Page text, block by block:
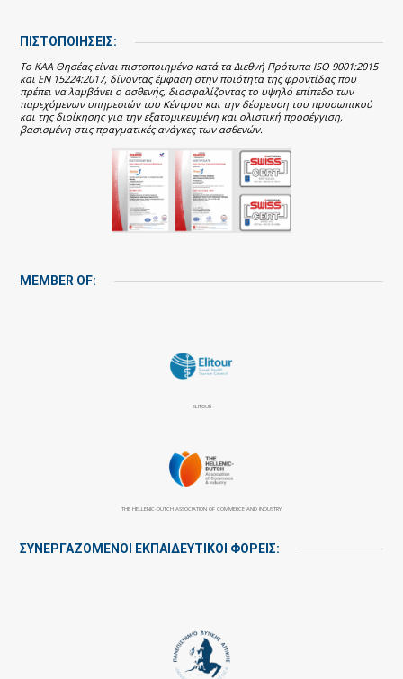
ΠΙΣΤΟΠΟΙΗΣΕΙΣ:
Το ΚΑΑ Θησέας είναι πιστοποιημένο κατά τα Διεθνή Πρότυπα ISO 9001:2015
και EN 15224:2017, δίνοντας έμφαση στην ποιότητα της φροντίδας που
πρέπει να λαμβάνει ο ασθενής, διασφαλίζοντας το υψηλό επίπεδο των
παρεχόμενων υπηρεσιών του Κέντρου και την δέσμευση του προσωπικού
και της διοίκησης για την εξατομικευμένη και ολιστική προσέγγιση,
βασισμένη στις πραγματικές ανάγκες των ασθενών.
MEMBER OF:
ELITOUR
THE HELLENIC-DUTCH ASSOCIATION OF COMMERCE AND INDUSTRY
ΣΥΝΕΡΓΑΖΌΜΕΝΟΙ ΕΚΠΑΙΔΕΥΤΙΚΟΊ ΦΟΡΕΊΣ: